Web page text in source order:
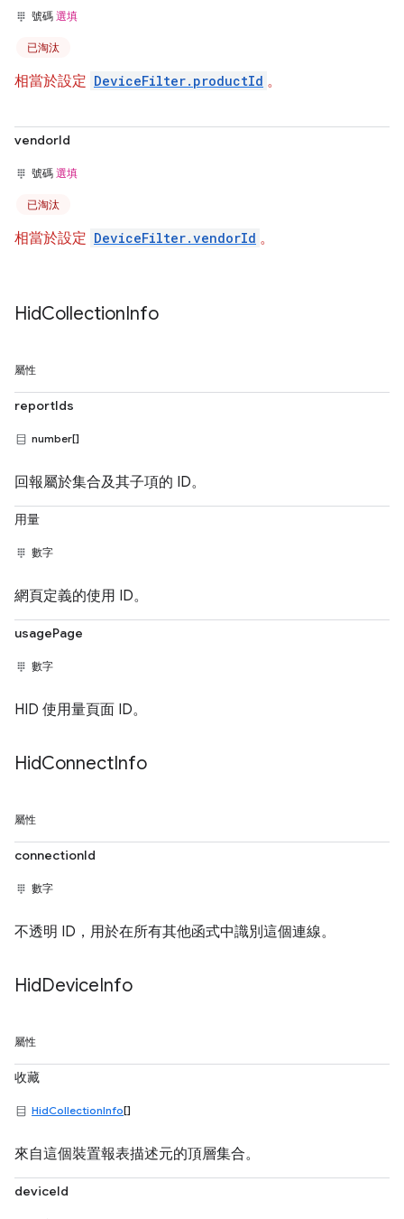
號碼 選填
已淘汰
相當於設定 DeviceFilter.productId 。
vendorId
號碼 選填
已淘汰
相當於設定 DeviceFilter.vendorId 。
HidCollectionInfo
屬性
reportIds
number[]
回報屬於集合及其子項的 ID。
用量
數字
網頁定義的使用 ID。
usagePage
數字
HID 使用量頁面 ID。
HidConnectInfo
屬性
connectionId
數字
不透明 ID，用於在所有其他函式中識別這個連線。
HidDeviceInfo
屬性
收藏
HidCollectionInfo[]
來自這個裝置報表描述元的頂層集合。
deviceId